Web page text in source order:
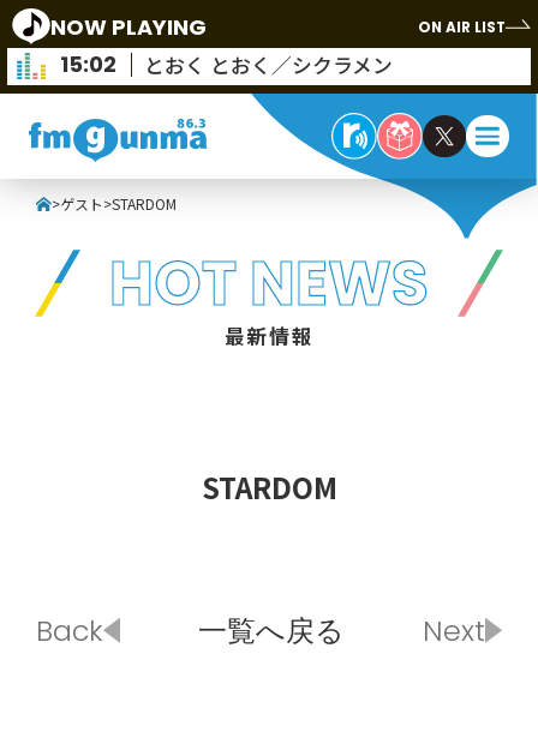
NOW PLAYING ON AIR LIST
15:02 とおく とおく／シクラメン
>ゲスト>STARDOM
HOT NEWS
最新情報
STARDOM
Back 一覧へ戻る Next